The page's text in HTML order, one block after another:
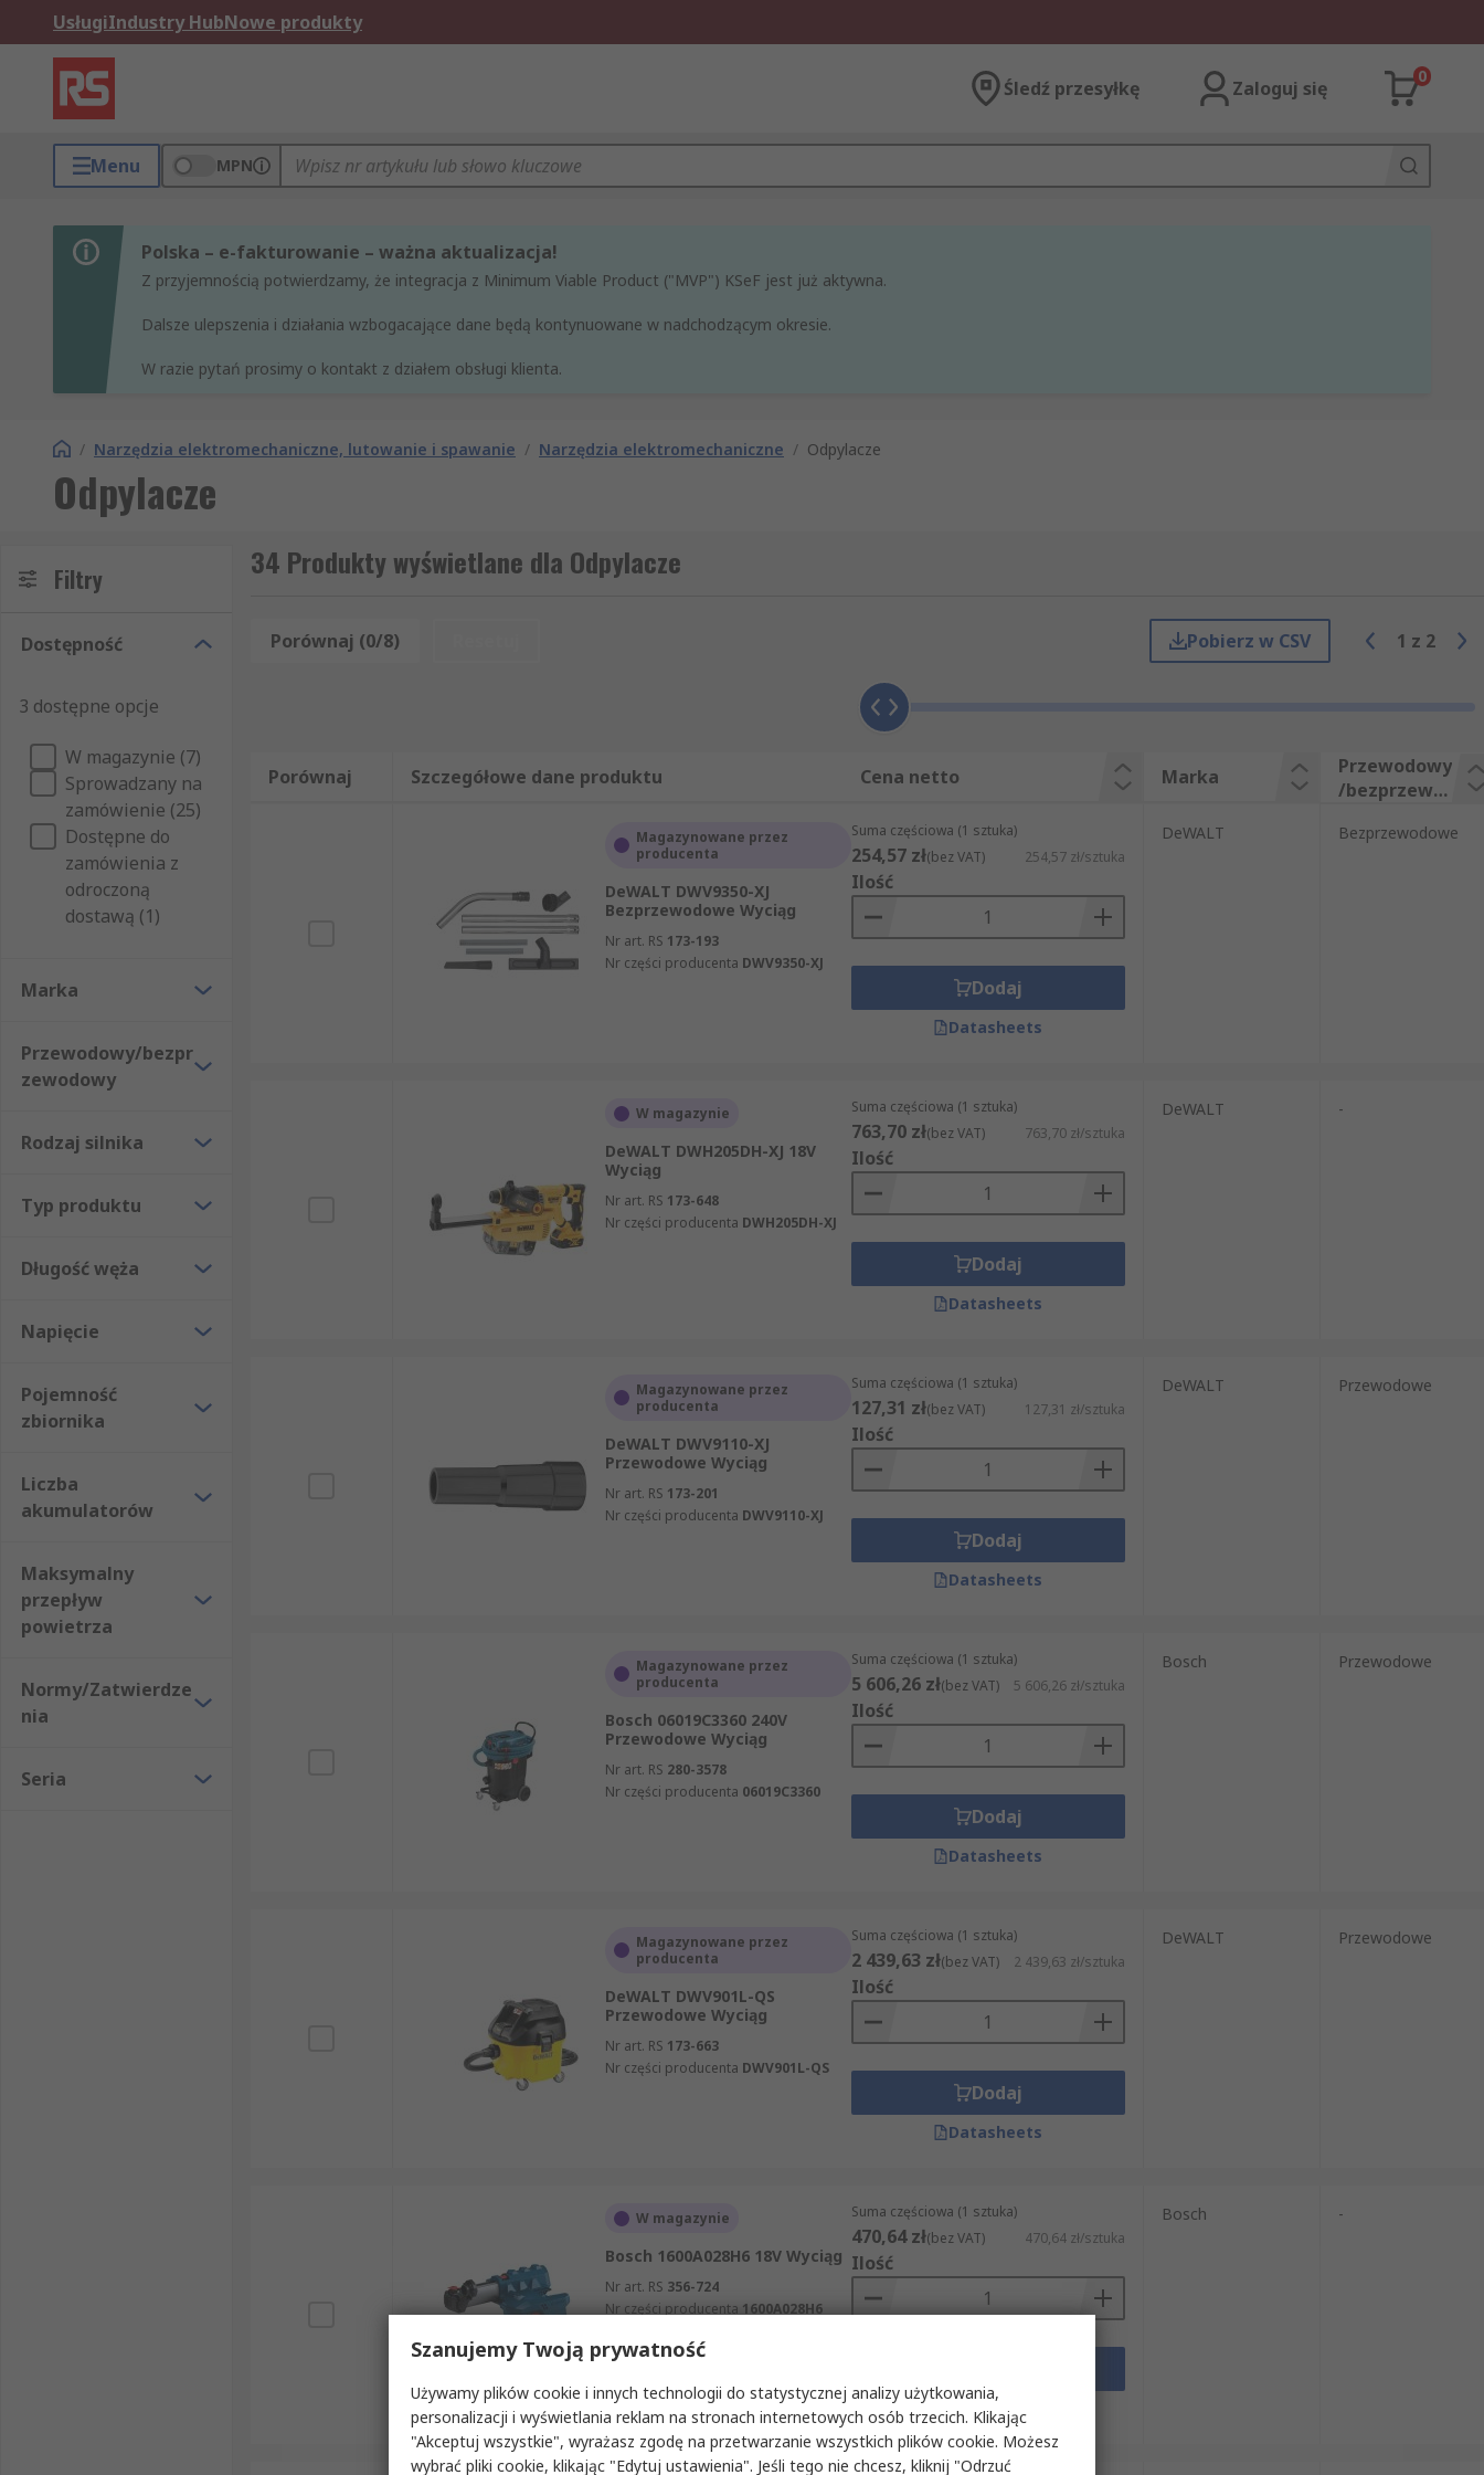
UsługiIndustry HubNowe produkty
Śledź przesyłkę Zaloguj się
0
Menu MPN
Polska – e-fakturowanie – ważna aktualizacja!
Z przyjemnością potwierdzamy, że integracja z Minimum Viable Product ("MVP") KSeF jest już aktywna.
Dalsze ulepszenia i działania wzbogacające dane będą kontynuowane w nadchodzącym okresie.
W razie pytań prosimy o kontakt z działem obsługi klienta.
/ Narzędzia elektromechaniczne, lutowanie i spawanie / Narzędzia elektromechaniczne / Odpylacze
Odpylacze
Filtry
Dostępność
3 dostępne opcje
W magazynie (7)
Sprowadzany na
zamówienie (25)
Dostępne do
zamówienia z
odroczoną
dostawą (1)
Marka
Przewodowy/bezpr
zewodowy
Rodzaj silnika
Typ produktu
Długość węża
Napięcie
Pojemność
zbiornika
Liczba
akumulatorów
Maksymalny
przepływ
powietrza
Normy/Zatwierdze
nia
Seria
34 Produkty wyświetlane dla Odpylacze
Porównaj (0/8) Pobierz w CSV 1 z 2
Porównaj Szczegółowe dane produktu Cena netto Marka
Przewodowy
/bezprzewo
Magazynowane przez
producenta
DeWALT DWV9350-XJ
Bezprzewodowe Wyciąg
Nr art. RS 173-193
Nr części producenta DWV9350-XJ
Suma częściowa (1 sztuka)
254,57 zł(bez VAT) 254,57 zł/sztuka
Ilość
Dodaj
Datasheets
DeWALT Bezprzewodowe
W magazynie
DeWALT DWH205DH-XJ 18V
Wyciąg
Nr art. RS 173-648
Nr części producenta DWH205DH-XJ
Suma częściowa (1 sztuka)
763,70 zł(bez VAT) 763,70 zł/sztuka
Ilość
Dodaj
Datasheets
DeWALT -
Magazynowane przez
producenta
DeWALT DWV9110-XJ
Przewodowe Wyciąg
Nr art. RS 173-201
Nr części producenta DWV9110-XJ
Suma częściowa (1 sztuka)
127,31 zł(bez VAT) 127,31 zł/sztuka
Ilość
Dodaj
Datasheets
DeWALT Przewodowe
Magazynowane przez
producenta
Bosch 06019C3360 240V
Przewodowe Wyciąg
Nr art. RS 280-3578
Nr części producenta 06019C3360
Suma częściowa (1 sztuka)
5 606,26 zł(bez VAT) 5 606,26 zł/sztuka
Ilość
Dodaj
Datasheets
Bosch Przewodowe
Magazynowane przez
producenta
DeWALT DWV901L-QS
Przewodowe Wyciąg
Nr art. RS 173-663
Nr części producenta DWV901L-QS
Suma częściowa (1 sztuka)
2 439,63 zł(bez VAT) 2 439,63 zł/sztuka
Ilość
Dodaj
Datasheets
DeWALT Przewodowe
W magazynie
Bosch 1600A028H6 18V Wyciąg
Nr art. RS 356-724
Nr części producenta 1600A028H6
Suma częściowa (1 sztuka)
470,64 zł(bez VAT) 470,64 zł/sztuka
Ilość
Datasheets
Bosch -
Szanujemy Twoją prywatność
Używamy plików cookie i innych technologii do statystycznej analizy użytkowania,
personalizacji i wyświetlania reklam na stronach internetowych osób trzecich. Klikając
"Akceptuj wszystkie", wyrażasz zgodę na przetwarzanie wszystkich plików cookie. Możesz
wybrać pliki cookie, klikając "Edytuj ustawienia". Jeśli tego nie chcesz, kliknij "Odrzuć